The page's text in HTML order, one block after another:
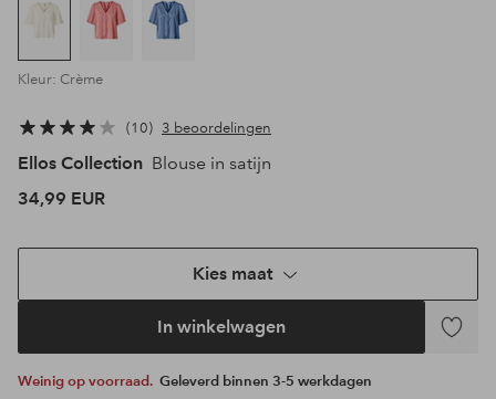
Kleur: Crème
10 3 beoordelingen
Ellos Collection Blouse in satijn
34,99 EUR
Kies maat
In winkelwagen
Weinig op voorraad. Geleverd binnen 3-5 werkdagen